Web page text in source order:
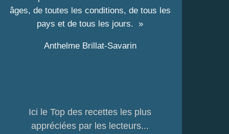
âges, de toutes les conditions, de tous les
pays et de tous les jours. »
Anthelme Brillat-Savarin
Ici le Top des recettes les plus
appréciées par les lecteurs...